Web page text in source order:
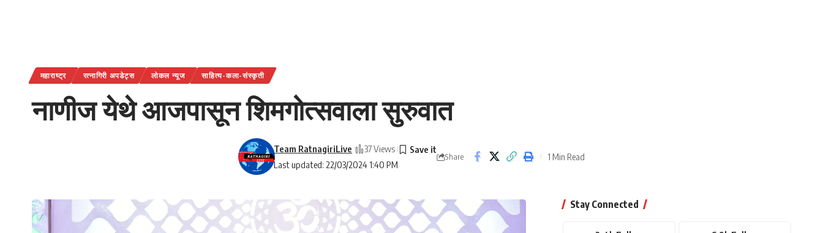
महाराष्ट्र रत्नागिरी अपडेट्स लोकल न्यूज साहित्य-कला-संस्कृती
नाणीज येथे आजपासून शिमगोत्सवाला सुरुवात
Last updated: 22/03/2024 1:40 PM
Team RatnagiriLive 37 Views
Share 1 Min Read
Stay Connected